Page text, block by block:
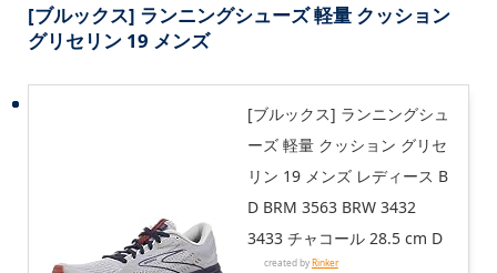
[ブルックス] ランニングシューズ 軽量 クッション
グリセリン 19 メンズ
[ブルックス] ランニングシュ
ーズ 軽量 クッション グリセ
リン 19 メンズ レディース B
D BRM 3563 BRW 3432
3433 チャコール 28.5 cm D
created byRinker